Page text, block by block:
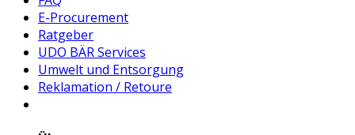
E-Procurement
Ratgeber
UDO BÄR Services
Umwelt und Entsorgung
Reklamation / Retoure